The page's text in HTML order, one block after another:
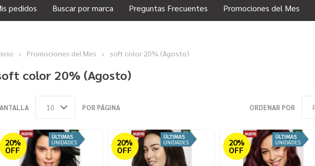
pedidos Buscar por marca Preguntas Frecuentes Promociones del Mes
Promociones del Mes soft color 20% (Agosto)
color 20% (Agosto)
ORDENAR POR
POR PÁGINA
20%
OFF
20%
OFF
20%
OFF